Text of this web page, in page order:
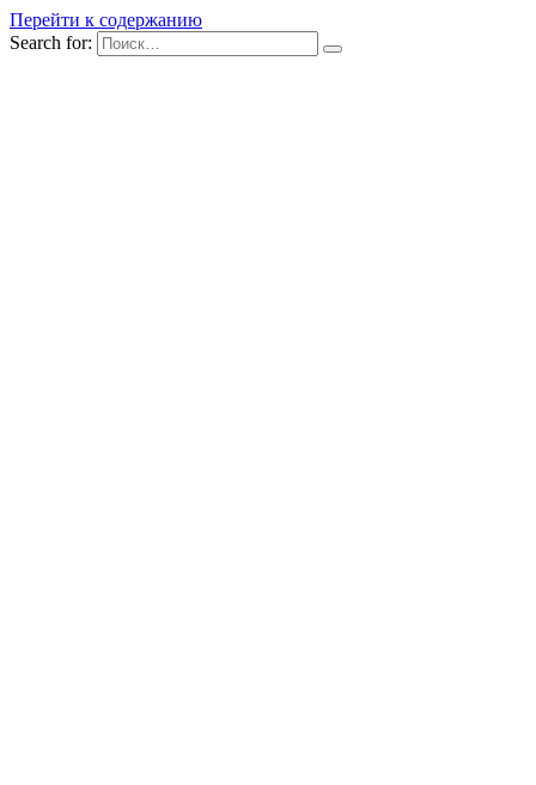
Перейти к содержанию
Search for: